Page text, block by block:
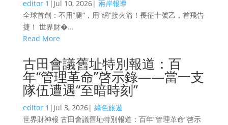
editor 1 | Jul 10, 2026| 兩岸報導
全球首創：不用”腿”，用”網”接火箭！長征十號乙，首飛告
捷！ 世界財�...
Read More
古田會議舊址特別報道：百
年“管理革命”啓示錄——當一支
隊伍遭遇“至暗時刻”
editor 1 | Jul 3, 2026| 綠色旅遊
世界財神報 古田會議舊址特別報道：百年“管理革命”啓示